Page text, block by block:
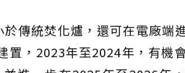
傳統焚化爐，還可在電廠端
置，2023年至2024年，有機